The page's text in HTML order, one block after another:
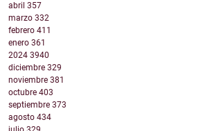
abril 357
marzo 332
febrero 411
enero 361
2024 3940
diciembre 329
noviembre 381
octubre 403
septiembre 373
agosto 434